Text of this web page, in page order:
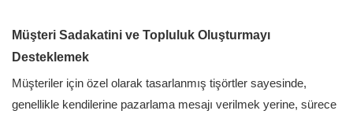
Müşteri Sadakatini ve Topluluk Oluşturmayı
Desteklemek
Müşteriler için özel olarak tasarlanmış tişörtler sayesinde,
genellikle kendilerine pazarlama mesajı verilmek yerine, sürece